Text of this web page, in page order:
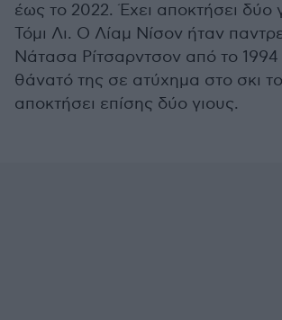
έως το 2022. Έχει αποκτήσει δύο
Τόμι Λι. Ο Λίαμ Νίσον ήταν
Νάτασα Ρίτσαρντσον από το
θάνατό της σε ατύχημα στο σκι
αποκτήσει επίσης δύο γιους.